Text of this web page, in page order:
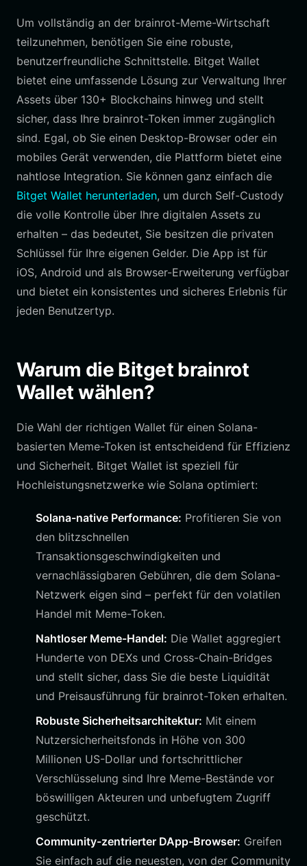
Um vollständig an der brainrot-Meme-Wirtschaft
teilzunehmen, benötigen Sie eine robuste,
benutzerfreundliche Schnittstelle. Bitget Wallet
bietet eine umfassende Lösung zur Verwaltung Ihrer
Assets über 130+ Blockchains hinweg und stellt
sicher, dass Ihre brainrot-Token immer zugänglich
sind. Egal, ob Sie einen Desktop-Browser oder ein
mobiles Gerät verwenden, die Plattform bietet eine
nahtlose Integration. Sie können ganz einfach die
Bitget Wallet herunterladen, um durch Self-Custody
die volle Kontrolle über Ihre digitalen Assets zu
erhalten – das bedeutet, Sie besitzen die privaten
Schlüssel für Ihre eigenen Gelder. Die App ist für
iOS, Android und als Browser-Erweiterung verfügbar
und bietet ein konsistentes und sicheres Erlebnis für
jeden Benutzertyp.
Warum die Bitget brainrot
Wallet wählen?
Die Wahl der richtigen Wallet für einen Solana-
basierten Meme-Token ist entscheidend für Effizienz
und Sicherheit. Bitget Wallet ist speziell für
Hochleistungsnetzwerke wie Solana optimiert:
Solana-native Performance: Profitieren Sie von
den blitzschnellen
Transaktionsgeschwindigkeiten und
vernachlässigbaren Gebühren, die dem Solana-
Netzwerk eigen sind – perfekt für den volatilen
Handel mit Meme-Token.
Nahtloser Meme-Handel: Die Wallet aggregiert
Hunderte von DEXs und Cross-Chain-Bridges
und stellt sicher, dass Sie die beste Liquidität
und Preisausführung für brainrot-Token erhalten.
Robuste Sicherheitsarchitektur: Mit einem
Nutzersicherheitsfonds in Höhe von 300
Millionen US-Dollar und fortschrittlicher
Verschlüsselung sind Ihre Meme-Bestände vor
böswilligen Akteuren und unbefugtem Zugriff
geschützt.
Community-zentrierter DApp-Browser: Greifen
Sie einfach auf die neuesten, von der Community